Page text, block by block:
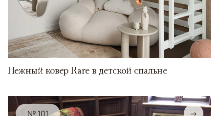
Нежный ковер Rare в детской спальне
№ 101 →